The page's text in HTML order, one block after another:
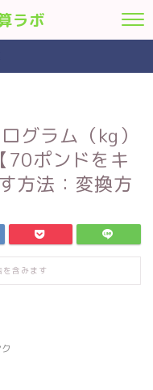
ラボ
グラム（kg）
70ポンドをキ
方法：変換方
を含みます